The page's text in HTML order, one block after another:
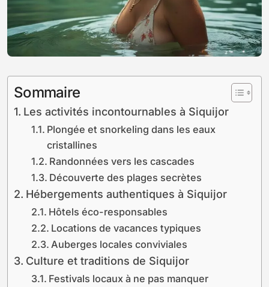
Sommaire
Les activités incontournables à Siquijor
Plongée et snorkeling dans les eaux
cristallines
Randonnées vers les cascades
Découverte des plages secrètes
Hébergements authentiques à Siquijor
Hôtels éco-responsables
Locations de vacances typiques
Auberges locales conviviales
Culture et traditions de Siquijor
Festivals locaux à ne pas manquer